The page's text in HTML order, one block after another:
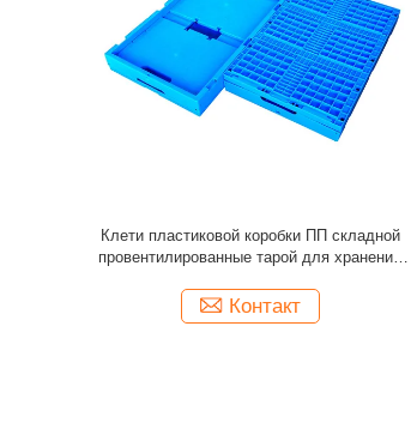
Штабелировать корзину Вегетабле хранения
изготовленной на заказ пластиковой клети
Контакт